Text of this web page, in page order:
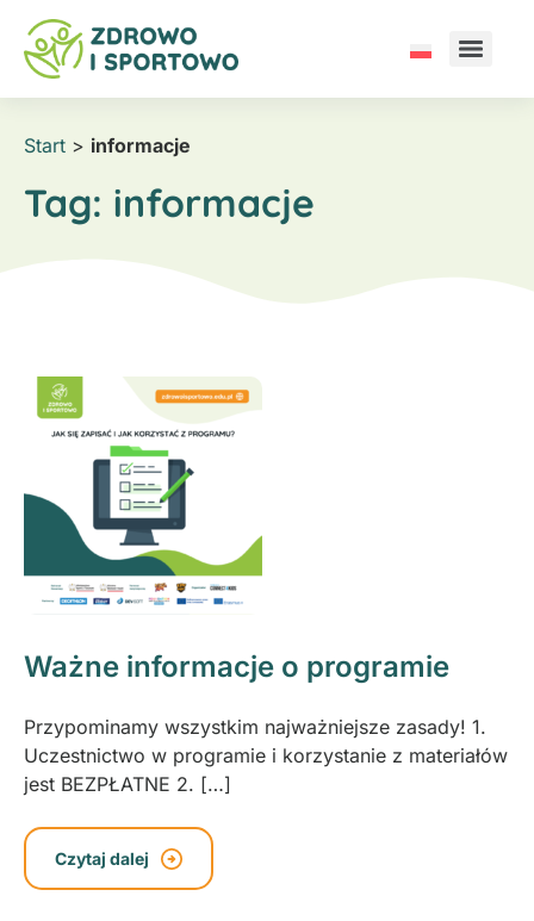
Start > informacje
Tag: informacje
Ważne informacje o programie
Przypominamy wszystkim najważniejsze zasady! 1.
Uczestnictwo w programie i korzystanie z materiałów
jest BEZPŁATNE 2. […]
Czytaj dalej